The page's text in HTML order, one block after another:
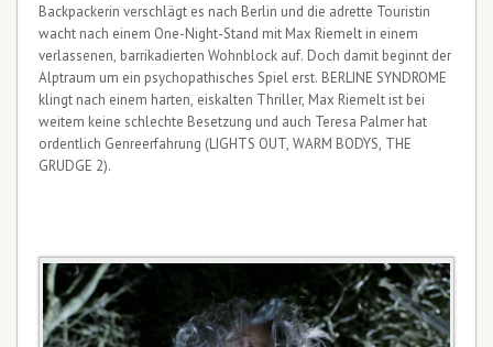
Backpackerin verschlägt es nach Berlin und die adrette Touristin
wacht nach einem One-Night-Stand mit Max Riemelt in einem
verlassenen, barrikadierten Wohnblock auf. Doch damit beginnt der
Alptraum um ein psychopathisches Spiel erst. BERLINE SYNDROME
klingt nach einem harten, eiskalten Thriller, Max Riemelt ist bei
weitem keine schlechte Besetzung und auch Teresa Palmer hat
ordentlich Genreerfahrung (LIGHTS OUT, WARM BODYS, THE
GRUDGE 2).